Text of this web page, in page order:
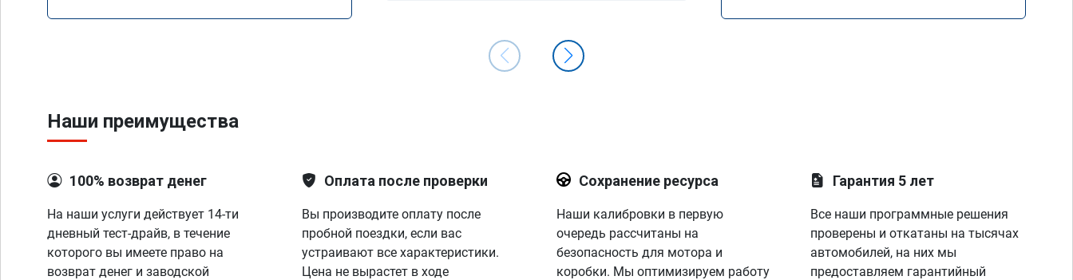
Наши преимущества
100% возврат денег
На наши услуги действует 14-ти
дневный тест-драйв, в течение
которого вы имеете право на
возврат денег и заводской
Оплата после проверки
Вы производите оплату после
пробной поездки, если вас
устраивают все характеристики.
Цена не вырастет в ходе
Сохранение ресурса
Наши калибровки в первую
очередь рассчитаны на
безопасность для мотора и
коробки. Мы оптимизируем работу
Гарантия 5 лет
Все наши программные решения
проверены и откатаны на тысячах
автомобилей, на них мы
предоставляем гарантийный